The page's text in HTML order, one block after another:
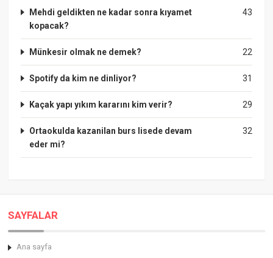
43
Mehdi geldikten ne kadar sonra kıyamet
kopacak?
22
Münkesir olmak ne demek?
31
Spotify da kim ne dinliyor?
29
Kaçak yapı yıkım kararını kim verir?
32
Ortaokulda kazanilan burs lisede devam
eder mi?
SAYFALAR
Ana sayfa